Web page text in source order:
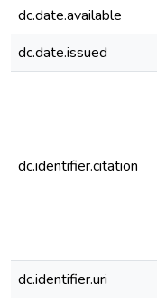
dc.date.available
dc.date.issued
dc.identifier.citation
dc.identifier.uri